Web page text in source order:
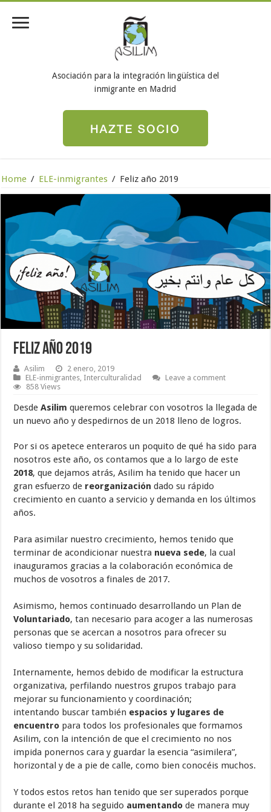
Asociación para la integración lingüística del
inmigrante en Madrid
Home / ELE-inmigrantes / Feliz año 2019
Feliz año 2019
Asilim
2 enero, 2019
ELE-inmigrantes, Interculturalidad
Leave a comment
858 Views
Desde Asilim queremos celebrar con vosotros la llegada de
un nuevo año y despedirnos de un 2018 lleno de logros.
Por si os apetece enteraros un poquito de qué ha sido para
nosotros este año, os contamos que a lo largo de este
2018, que dejamos atrás, Asilim ha tenido que hacer un
gran esfuerzo de reorganización dado su rápido
crecimiento en cuanto a servicio y demanda en los últimos
años.
Para asimilar nuestro crecimiento, hemos tenido que
terminar de acondicionar nuestra nueva sede, la cual
inauguramos gracias a la colaboración económica de
muchos de vosotros a finales de 2017.
Asimismo, hemos continuado desarrollando un Plan de
Voluntariado, tan necesario para acoger a las numerosas
personas que se acercan a nosotros para ofrecer su
valioso tiempo y su solidaridad.
Internamente, hemos debido de modificar la estructura
organizativa, perfilando nuestros grupos trabajo para
mejorar su funcionamiento y coordinación;
intentando buscar también espacios y lugares de
encuentro para todos los profesionales que formamos
Asilim, con la intención de que el crecimiento no nos
impida ponernos cara y guardar la esencia “asimilera”,
horizontal y de a pie de calle, como bien conocéis muchos.
Y todos estos retos han tenido que ser superados porque
durante el 2018 ha seguido aumentando de manera muy